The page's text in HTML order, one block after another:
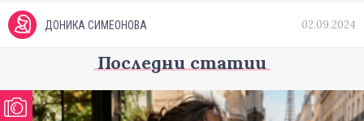
ДОНИКА СИМЕОНОВА 02.09.2024
Последни статии